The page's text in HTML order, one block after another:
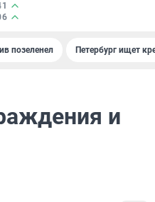
позеленел Петербург ищет
и